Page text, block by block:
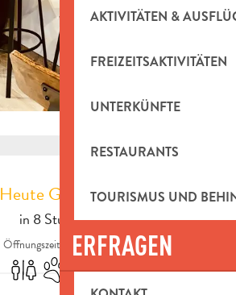
AKTIVITÄTEN &
FREIZEITSAKTIVITÄTEN
UNTERKÜNFTE
RESTAURANTS
TOURISMUS UND
ERFRAGEN
Heute Geöffnet
in 8 Stunden
Öffnungszeiten ansehen
ToilettenTiere erlaubt
Restaurant